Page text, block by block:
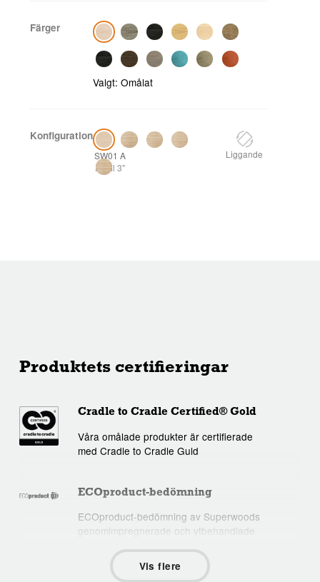
Färger
Valgt:Omålat
Konfiguration
SW01 A
Profil 3"
Liggande
Produktets certifieringar
Cradle to Cradle Certified® Gold
Våra omålade produkter är certifierade
med Cradle to Cradle Guld
ECOproduct-bedömning
ECOproduct-bedömning av Superwoods
genomimpregnerade och ytbehandlade
Vis flere